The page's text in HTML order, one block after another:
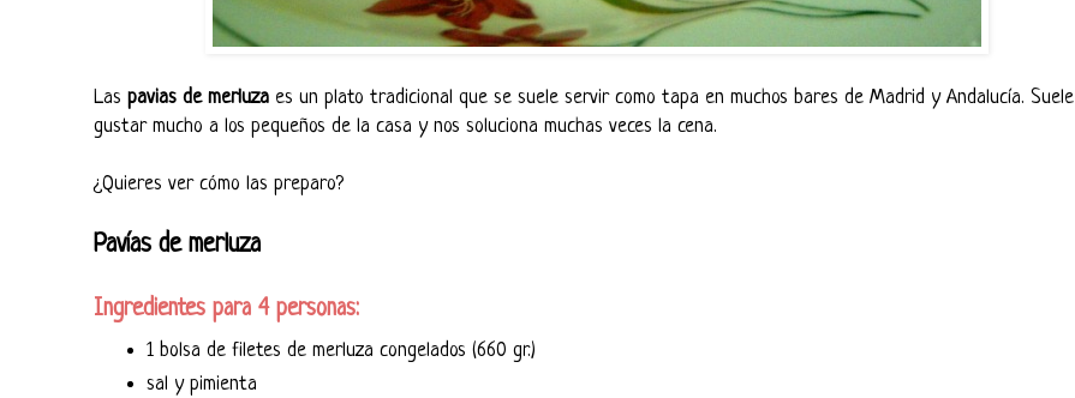
Las pavias de merluza es un plato tradicional que se suele servir como tapa en muchos bares de Madrid y Andalucía. Suele
gustar mucho a los pequeños de la casa y nos soluciona muchas veces la cena.
¿Quieres ver cómo las preparo?
Pavías de merluza
Ingredientes para 4 personas:
1 bolsa de filetes de merluza congelados (660 gr.)
sal y pimienta